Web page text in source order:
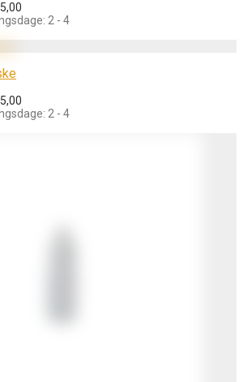
kr. 45,002 - 4
kr. 45,002 - 4